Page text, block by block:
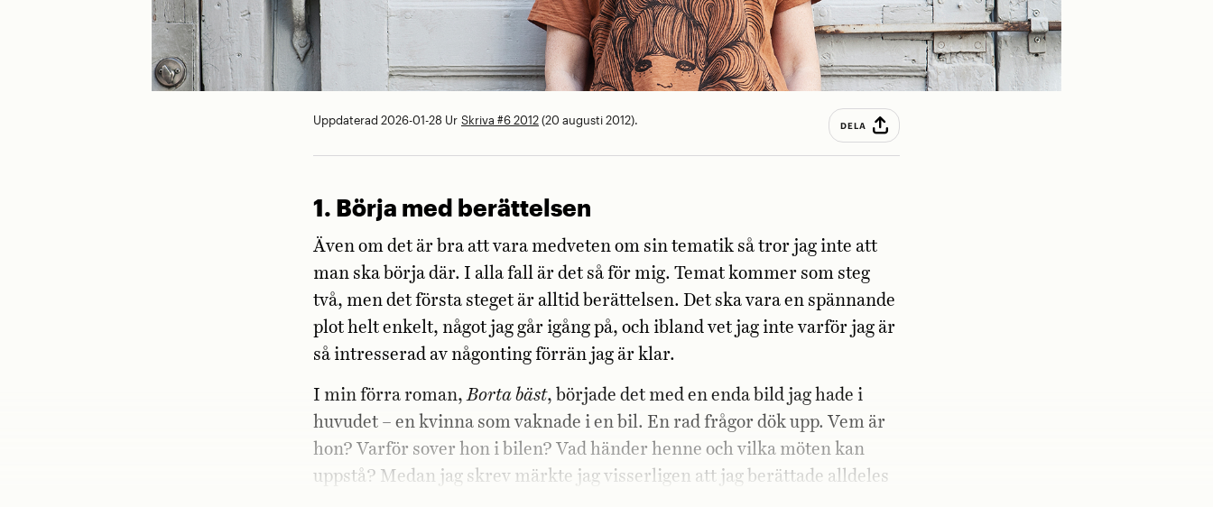
Uppdaterad 2026-01-28 Ur Skriva #6 2012(20 augusti 2012). DELA
1. Börja med berättelsen
Även om det är bra att vara medveten om sin tematik så tror jag inte att
man ska börja där. I alla fall är det så för mig. Temat kommer som steg
två, men det första steget är alltid berättelsen. Det ska vara en spännande
plot helt enkelt, något jag går igång på, och ibland vet jag inte varför jag är
så intresserad av någonting förrän jag är klar.
I min förra roman,Borta bäst, började det med en enda bild jag hade i
huvudet – en kvinna som vaknade i en bil. En rad frågor dök upp. Vem är
hon? Varför sover hon i bilen? Vad händer henne och vilka möten kan
uppstå? Medan jag skrev märkte jag visserligen att jag berättade alldeles